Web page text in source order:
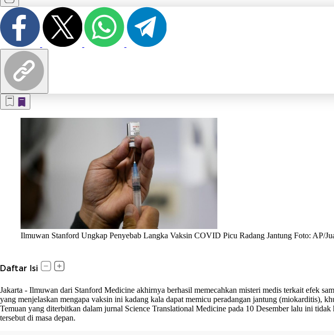
Ilmuwan Stanford Ungkap Penyebab Langka Vaksin COVID Picu Radang Jantung Foto: AP/
Daftar Isi
Jakarta - Ilmuwan dari Stanford Medicine akhirnya berhasil memecahkan misteri medis terkait efek
yang menjelaskan mengapa vaksin ini kadang kala dapat memicu peradangan jantung (miokarditis),
Temuan yang diterbitkan dalam jurnal Science Translational Medicine pada 10 Desember lalu ini
tersebut di masa depan.